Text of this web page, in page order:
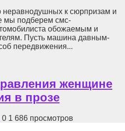
неравнодушных к сюрпризам и
мы подберем смс-
обожаемым и
Пусть машина давным-
передвижения...
женщине
в прозе
0 1 686 просмотров